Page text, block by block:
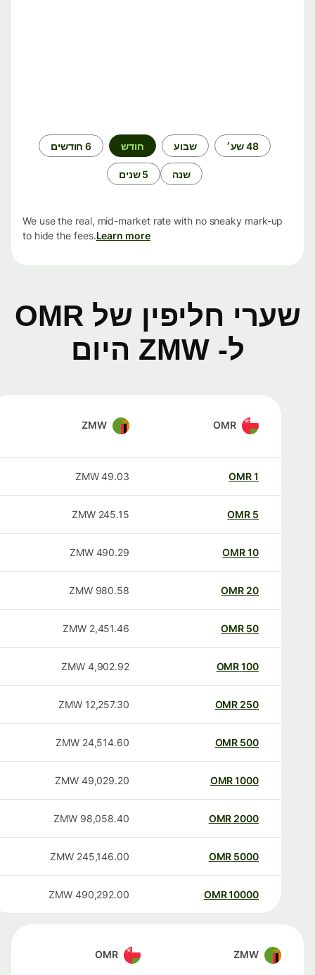
48 שע׳ שבוע חודש 6 חודשים
שנה 5 שנים
We use the real, mid-market rate with no sneaky mark-up
to hide the fees.Learn more
שערי חליפין של OMR
ל- ZMW היום
OMR
ZMW
OMR
49.03
ZMW
OMR
245.15
ZMW
OMR
490.29
ZMW
20
OMR
980.58
ZMW
50
OMR
2,451.46
ZMW
100
OMR
4,902.92
ZMW
250
OMR
12,257.30
ZMW
500
OMR
24,514.60
ZMW
1000
OMR
49,029.20
ZMW
2000
OMR
98,058.40
ZMW
5000
OMR
245,146.00
ZMW
10000
OMR
490,292.00
ZMW
ZMW
OMR